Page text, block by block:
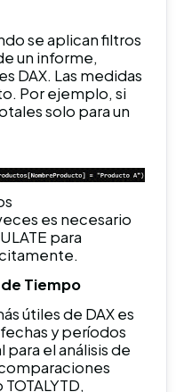
se aplican filtros
un informe,
DAX. Las medidas
Por ejemplo, si
solo para un
es necesario
para
Tiempo
útiles de DAX es
y períodos
el análisis de